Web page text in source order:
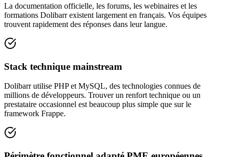
La documentation officielle, les forums, les webinaires et les
formations Dolibarr existent largement en français. Vos équipes
trouvent rapidement des réponses dans leur langue.
Stack technique mainstream
Dolibarr utilise PHP et MySQL, des technologies connues de
millions de développeurs. Trouver un renfort technique ou un
prestataire occasionnel est beaucoup plus simple que sur le
framework Frappe.